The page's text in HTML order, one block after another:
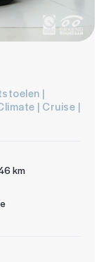
|
| Cruise |
km